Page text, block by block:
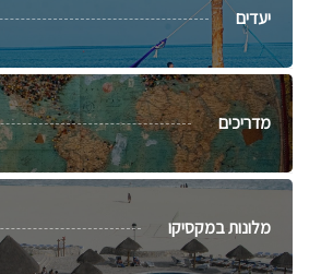
יעדים
מדריכים
מלונות במקסיקו